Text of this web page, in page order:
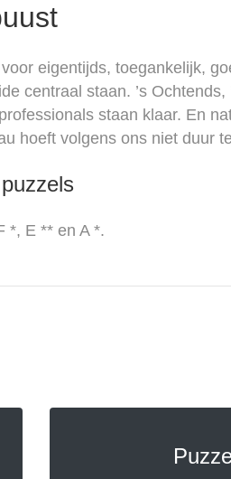
eigentijds, toegankelijk,
centraal staan. ’s
staan klaar. En
hoeft volgens ons niet duur
*, E ** en A *.